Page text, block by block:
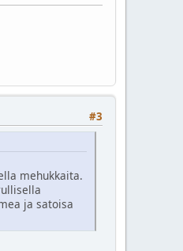
#3
mehukkaita.
ja satoisa